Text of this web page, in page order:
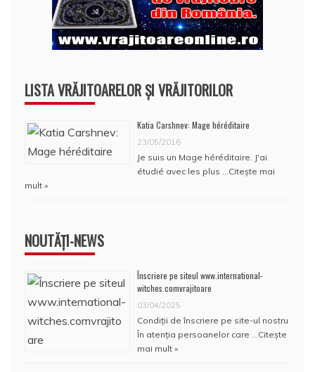
LISTA VRĂJITOARELOR ȘI VRĂJITORILOR
Katia Carshnev: Mage héréditaire
23/05/2016
Je suis un Mage héréditaire. J'ai
étudié avec les plus …Citește mai
mult »
NOUTĂȚI-NEWS
Înscriere pe siteul www.international-
witches.comvrajitoare
03/04/2025
Condiţii de înscriere pe site-ul nostru
În atenţia persoanelor care …Citește
mai mult »